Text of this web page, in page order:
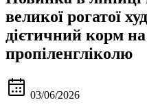
великої рогатої
дієтичний корм на
пропіленгліколю
03/06/2026